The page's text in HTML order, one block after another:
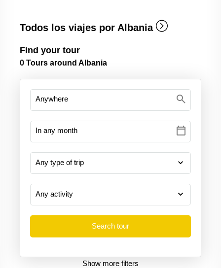
Todos los viajes por Albania
Find your tour
0 Tours around Albania
search
calendar_today
Show more filters